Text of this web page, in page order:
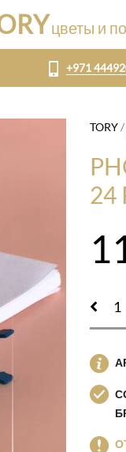
цветы и
+971
TORY/
24